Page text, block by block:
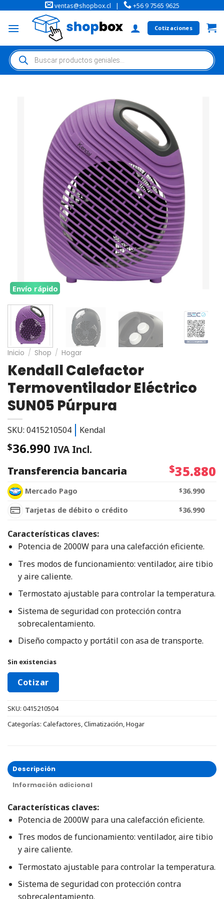
ventas@shopbox.cl | +56 9 7565 9625
Cotizaciones
Envío rápido
Inicio / Shop / Hogar
Kendall Calefactor
Termoventilador Eléctrico
SUN05 Púrpura
SKU: 0415210504 Kendal
$36.990 IVA Incl.
Transferencia bancaria
$35.880
Mercado Pago $36.990
Tarjetas de débito o crédito
$36.990
Características claves:
Potencia de 2000W para una calefacción eficiente.
Tres modos de funcionamiento: ventilador, aire tibio
y aire caliente.
Termostato ajustable para controlar la temperatura.
Sistema de seguridad con protección contra
sobrecalentamiento.
Diseño compacto y portátil con asa de transporte.
Sin existencias
Cotizar
SKU: 0415210504
Categorías: Calefactores,Climatización,Hogar
Descripción
Información adicional
Características claves:
Potencia de 2000W para una calefacción eficiente.
Tres modos de funcionamiento: ventilador, aire tibio
y aire caliente.
Termostato ajustable para controlar la temperatura.
Sistema de seguridad con protección contra
sobrecalentamiento.